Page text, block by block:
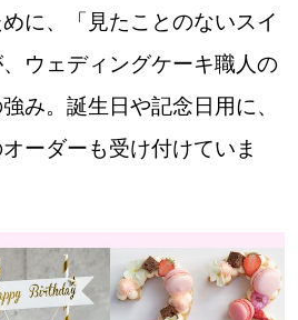
に、「見たことのないスイ
ウェディングケーキ職人の
み。誕生日や記念日用に、
ーダーも受け付けていま